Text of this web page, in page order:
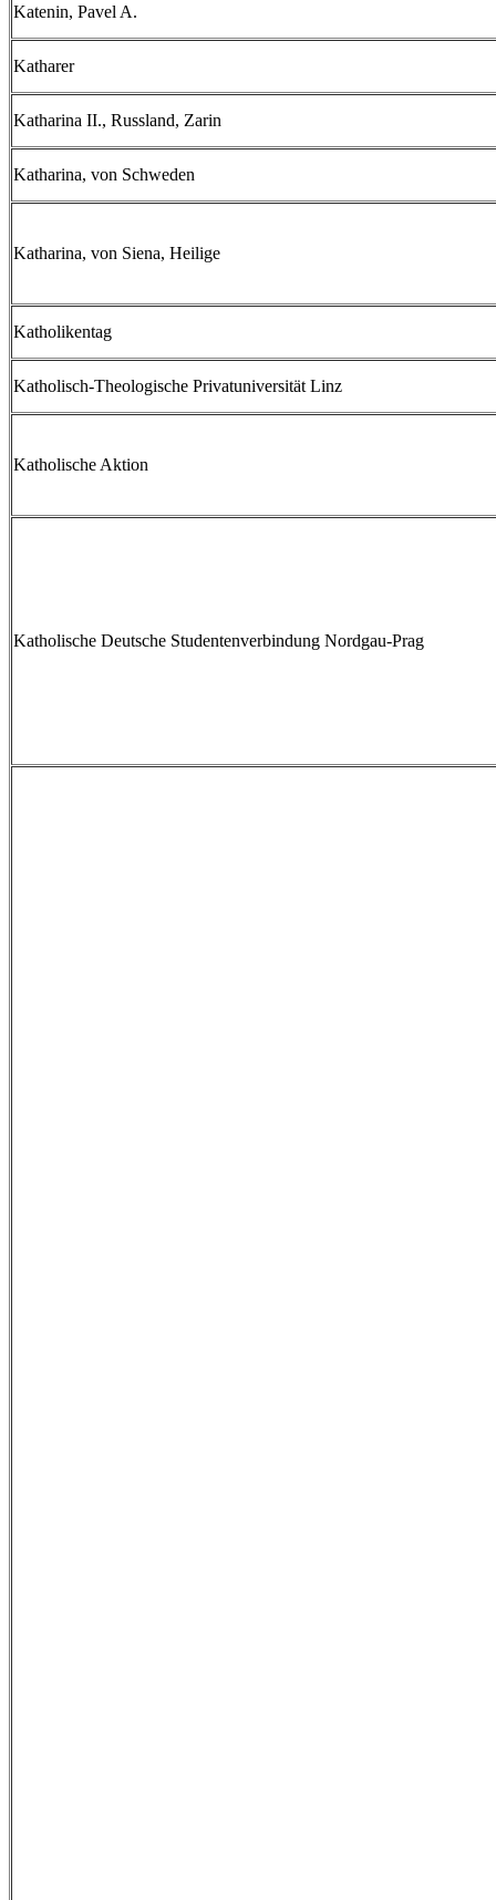
Katenin, Pavel A.
Katharer
Katharina II., Russland, Zarin
Katharina, von Schweden
Katharina, von Siena, Heilige
Katholikentag
Katholisch-Theologische Privatuniversität Linz
Katholische Aktion
Katholische Deutsche Studentenverbindung Nordgau-Prag